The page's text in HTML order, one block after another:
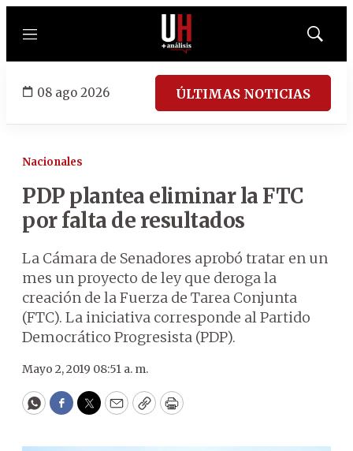
Menú
Mostrar
08 ago 2026 ÚLTIMAS NOTICIAS
Nacionales
PDP plantea eliminar la FTC
por falta de resultados
La Cámara de Senadores aprobó tratar en un
mes un proyecto de ley que deroga la
creación de la Fuerza de Tarea Conjunta
(FTC). La iniciativa corresponde al Partido
Democrático Progresista (PDP).
Mayo 2, 2019 08:51 a. m.
WhatsApp
Facebook
Twitter
EmailCopyPrint